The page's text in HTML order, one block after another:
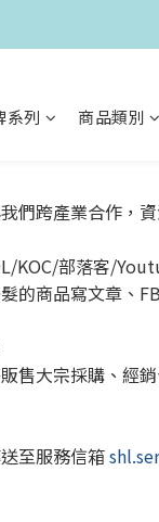
系列 商品類別
們跨產業合作，
KOC/部落客/
的商品寫文章、
售大宗採購、經
至服務信箱